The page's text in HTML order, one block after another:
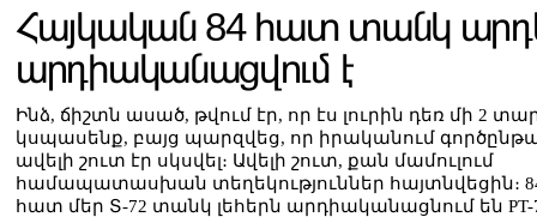
Հայկական 84 հատ տանկ
արդիականացվում է
Ինձ, ճիշտն ասած, թվում էր, որ էս լուրին դեռ մի 2
կսպասենք, բայց պարզվեց, որ իրականում
ավելի շուտ էր սկսվել։ Ավելի շուտ, քան մամուլում
համապատասխան տեղեկություններ հայտնվեցին։
հատ մեր Տ-72 տանկ լեհերն արդիականացնում են PT-